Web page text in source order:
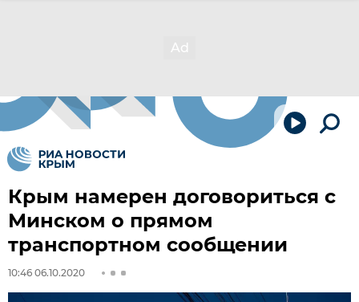
Крым намерен договориться с
Минском о прямом
транспортном сообщении
10:46 06.10.2020